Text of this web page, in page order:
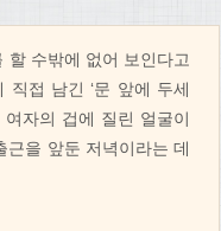
할 수밖에 없어 보인다고
접 남긴 ‘문 앞에 두세
자의 겁에 질린 얼굴이
근을 앞둔 저녁이라는 데